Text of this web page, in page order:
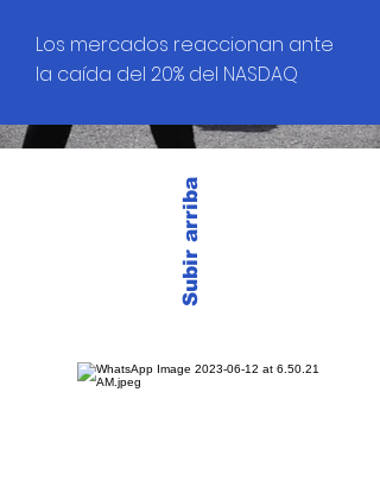
Subir arriba
Los mercados reaccionan ante
la caída del 20% del NASDAQ